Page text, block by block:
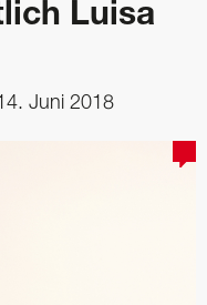
Luisa
Juni 2018